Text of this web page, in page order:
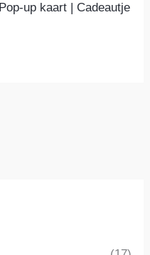
Pop-up kaart | Cadeautje